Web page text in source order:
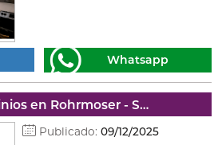
Whatsapp
Alquiler de Condominios en Rohrmoser - San josé
Publicado: 09/12/2025